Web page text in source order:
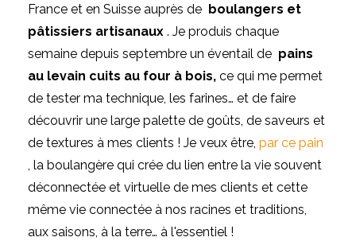
France et en Suisse auprès de boulangers et
pâtissiers artisanaux . Je produis chaque
semaine depuis septembre un éventail de pains
au levain cuits au four à bois, ce qui me permet
de tester ma technique, les farines… et de faire
découvrir une large palette de goûts, de saveurs et
de textures à mes clients ! Je veux être, par ce pain
, la boulangère qui crée du lien entre la vie souvent
déconnectée et virtuelle de mes clients et cette
même vie connectée à nos racines et traditions,
aux saisons, à la terre… à l'essentiel !